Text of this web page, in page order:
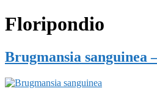
Floripondio
Brugmansia sanguinea